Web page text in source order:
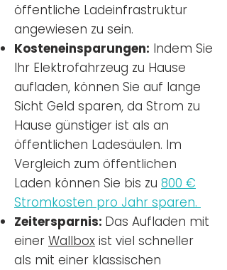
öffentliche Ladeinfrastruktur
angewiesen zu sein.
Kosteneinsparungen: Indem Sie
Ihr Elektrofahrzeug zu Hause
aufladen, können Sie auf lange
Sicht Geld sparen, da Strom zu
Hause günstiger ist als an
öffentlichen Ladesäulen. Im
Vergleich zum öffentlichen
Laden können Sie bis zu 800 €
Stromkosten pro Jahr sparen.
Zeitersparnis: Das Aufladen mit
einer Wallbox ist viel schneller
als mit einer klassischen